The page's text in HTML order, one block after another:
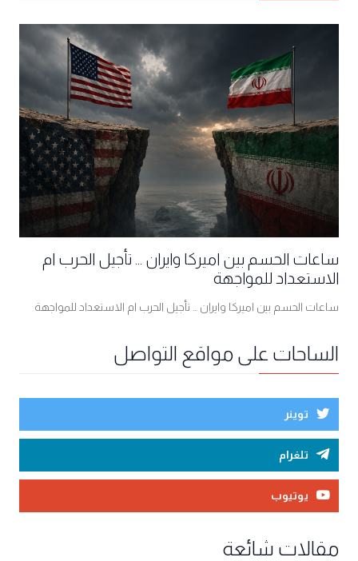
ساعات الحسم بين اميركا وايران ... تأجيل الحرب ام
الاستعداد للمواجهة
ساعات الحسم بين اميركا وايران ... تأجيل الحرب ام الاستعداد للمواجهة
الساحات على مواقع التواصل
توينر
تلغرام
يوتيوب
مقالات شائعة